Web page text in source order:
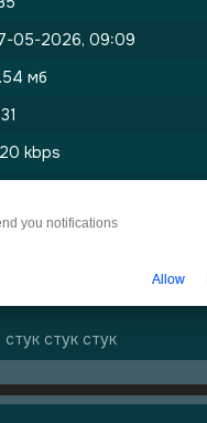
05-2026, 09:09
мб
kbps
стук стук
you notifications
Allow